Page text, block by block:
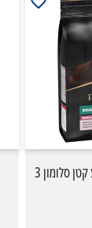
פרו פלאן כלב בוגר גזע קטן סלומון 3